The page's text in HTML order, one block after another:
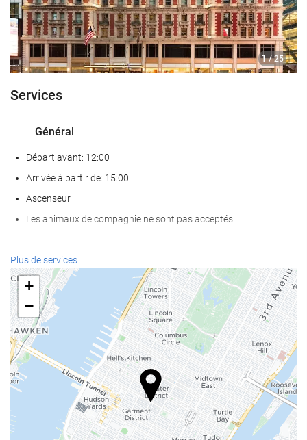
1 / 25
Services
Général
Départ avant: 12:00
Arrivée à partir de: 15:00
Ascenseur
Les animaux de compagnie ne sont pas acceptés
Nourriture et boissons
Restaurant à la carte
Bar
Café sur place
Services de réception
Réception ouverte 24h/24
Plus de services
+
−